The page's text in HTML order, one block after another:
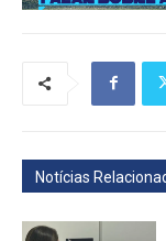
Notícias